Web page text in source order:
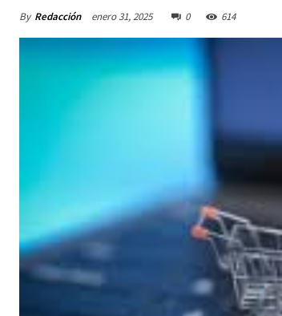
By Redacción enero 31, 2025 0 614